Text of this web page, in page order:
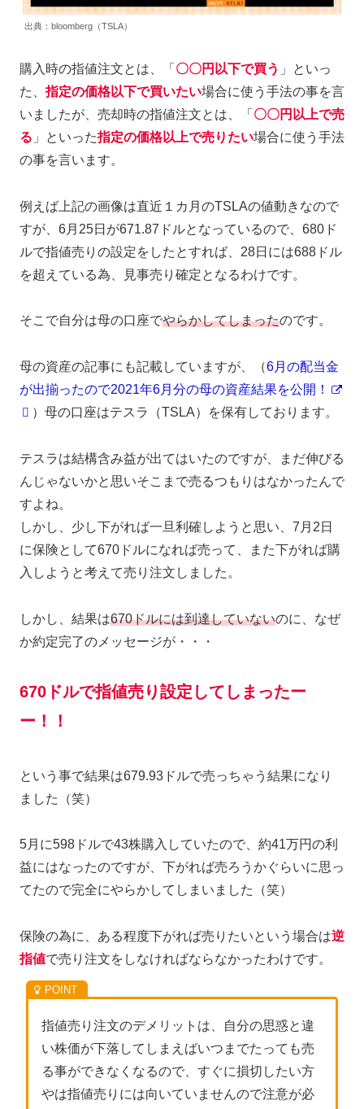
出典：bloomberg（TSLA）
購入時の指値注文とは、「 〇〇円以下で買う 」といっ
た、指定の価格以下で買いたい場合に使う手法の事を言
いましたが、売却時の指値注文とは、「 〇〇円以上で売
る 」といった指定の価格以上で売りたい場合に使う手法
の事を言います。
例えば上記の画像は直近１カ月のTSLAの値動きなので
すが、6月25日が671.87ドルとなっているので、680ド
ルで指値売りの設定をしたとすれば、28日には688ドル
を超えている為、見事売り確定となるわけです。
そこで自分は母の口座でやらかしてしまったのです。
母の資産の記事にも記載していますが、（6月の配当金
が出揃ったので2021年6月分の母の資産結果を公開！
）母の口座はテスラ（TSLA）を保有しております。
テスラは結構含み益が出てはいたのですが、まだ伸びる
んじゃないかと思いそこまで売るつもりはなかったんで
すよね。
しかし、少し下がれば一旦利確しようと思い、7月2日
に保険として670ドルになれば売って、また下がれば購
入しようと考えて売り注文しました。
しかし、結果は670ドルには到達していないのに、なぜ
か約定完了のメッセージが・・・
670ドルで指値売り設定してしまったー
ー！！
という事で結果は679.93ドルで売っちゃう結果になり
ました（笑）
5月に598ドルで43株購入していたので、約41万円の利
益にはなったのですが、下がれば売ろうかぐらいに思っ
てたので完全にやらかしてしまいました（笑）
保険の為に、ある程度下がれば売りたいという場合は逆
指値で売り注文をしなければならなかったわけです。
指値売り注文のデメリットは、自分の思惑と違
い株価が下落してしまえばいつまでたっても売
る事ができなくなるので、すぐに損切したい方
やは指値売りには向いていませんので注意が必